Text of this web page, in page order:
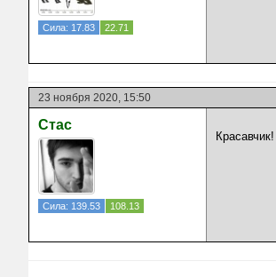
Сила: 17.83 22.71
23 ноября 2020, 15:50
Стас
Сила: 139.53 108.13
Красавчик!